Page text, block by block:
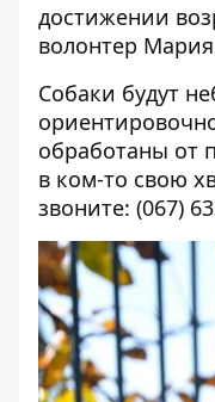
достижении
волонтер
Собаки будут
обработаны от
в ком-то свою
звоните: (067)